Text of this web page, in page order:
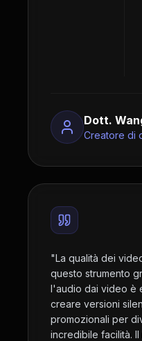
Dott.
Creatore di
"La qualità dei
questo strumento
l'audio dai video è
creare versioni
promozionali per
incredibile facilità.